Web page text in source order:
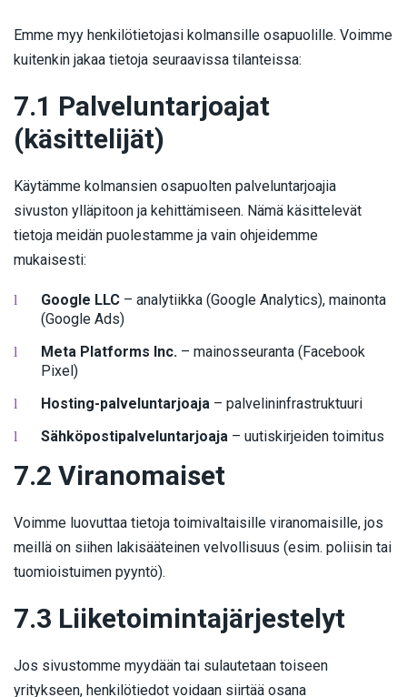
Emme myy henkilötietojasi kolmansille osapuolille. Voimme
kuitenkin jakaa tietoja seuraavissa tilanteissa:
7.1 Palveluntarjoajat
(käsittelijät)
Käytämme kolmansien osapuolten palveluntarjoajia
sivuston ylläpitoon ja kehittämiseen. Nämä käsittelevät
tietoja meidän puolestamme ja vain ohjeidemme
mukaisesti:
Google LLC – analytiikka (Google Analytics), mainonta
(Google Ads)
Meta Platforms Inc. – mainosseuranta (Facebook
Pixel)
Hosting-palveluntarjoaja – palvelininfrastruktuuri
Sähköpostipalveluntarjoaja – uutiskirjeiden toimitus
7.2 Viranomaiset
Voimme luovuttaa tietoja toimivaltaisille viranomaisille, jos
meillä on siihen lakisääteinen velvollisuus (esim. poliisin tai
tuomioistuimen pyyntö).
7.3 Liiketoimintajärjestelyt
Jos sivustomme myydään tai sulautetaan toiseen
yritykseen, henkilötiedot voidaan siirtää osana